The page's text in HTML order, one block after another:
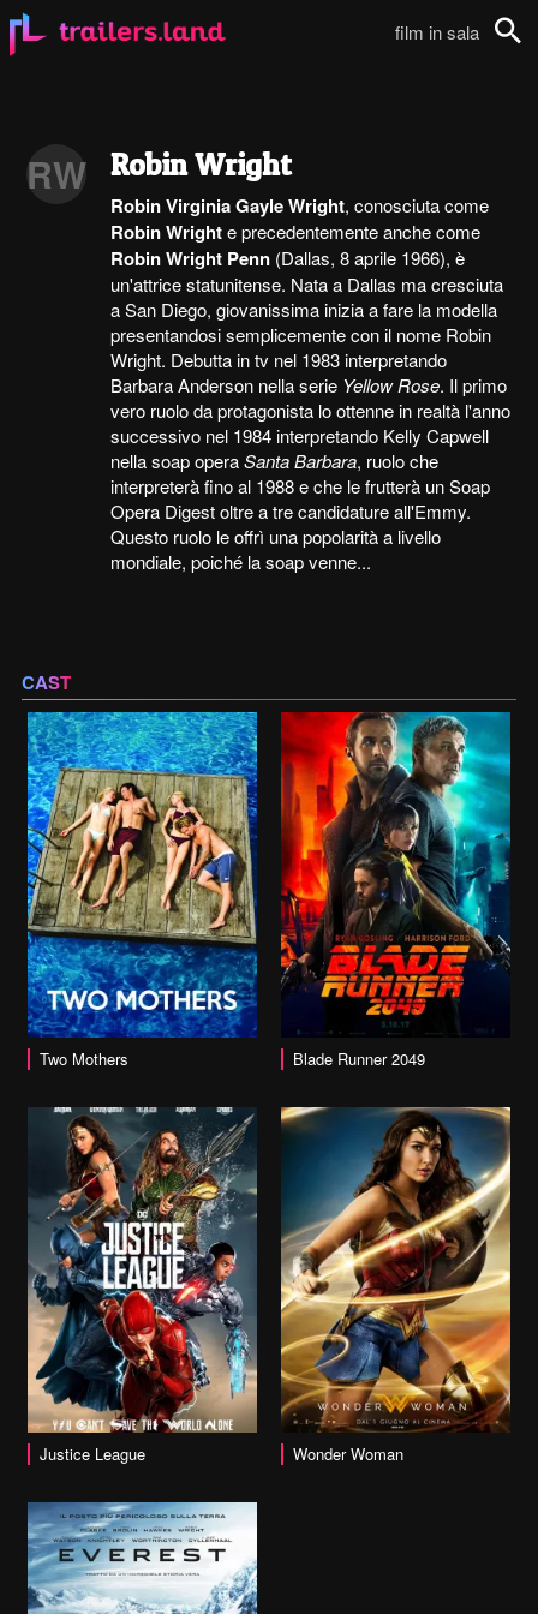
film in sala
RW Robin Wright
Robin Virginia Gayle Wright, conosciuta come
Robin Wrighte precedentemente anche come
Robin Wright Penn (Dallas, 8 aprile 1966), è
un'attrice statunitense. Nata a Dallas ma cresciuta
a San Diego, giovanissima inizia a fare la modella
presentandosi semplicemente con il nome Robin
Wright. Debutta in tv nel 1983 interpretando
Barbara Anderson nella serie Yellow Rose. Il primo
vero ruolo da protagonista lo ottenne in realtà l'anno
successivo nel 1984 interpretando Kelly Capwell
nella soap operaSanta Barbara, ruolo che
interpreterà fino al 1988 e che le frutterà un Soap
Opera Digest oltre a tre candidature all'Emmy.
Questo ruolo le offrì una popolarità a livello
mondiale, poiché la soap venne...
CAST
Two Mothers
vai alla scheda Blade Runner 2049
Justice League
vai alla scheda Wonder Woman